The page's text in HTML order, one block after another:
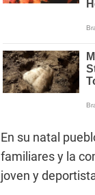
En su natal
familiares y la
joven y